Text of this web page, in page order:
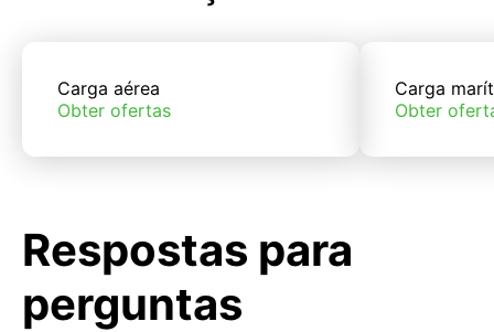
Carga aérea
Obter ofertas
Carga
Obter
Respostas para
perguntas